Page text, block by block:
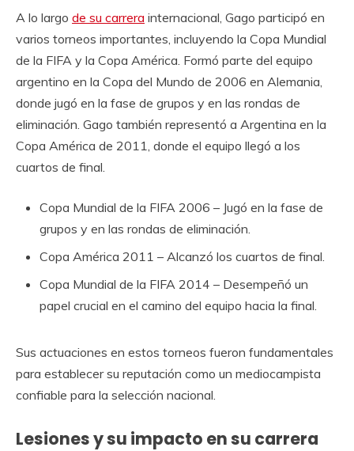
A lo largo de su carrera internacional, Gago participó en
varios torneos importantes, incluyendo la Copa Mundial
de la FIFA y la Copa América. Formó parte del equipo
argentino en la Copa del Mundo de 2006 en Alemania,
donde jugó en la fase de grupos y en las rondas de
eliminación. Gago también representó a Argentina en la
Copa América de 2011, donde el equipo llegó a los
cuartos de final.
Copa Mundial de la FIFA 2006 – Jugó en la fase de
grupos y en las rondas de eliminación.
Copa América 2011 – Alcanzó los cuartos de final.
Copa Mundial de la FIFA 2014 – Desempeñó un
papel crucial en el camino del equipo hacia la final.
Sus actuaciones en estos torneos fueron fundamentales
para establecer su reputación como un mediocampista
confiable para la selección nacional.
Lesiones y su impacto en su carrera